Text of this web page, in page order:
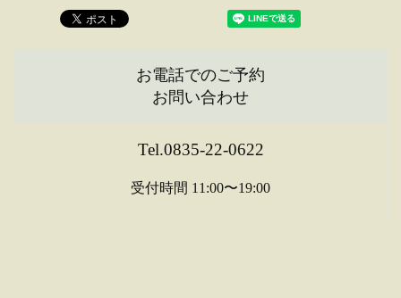
お電話でのご予約
お問い合わせ
Tel.0835-22-0622
受付時間 11:00〜19:00